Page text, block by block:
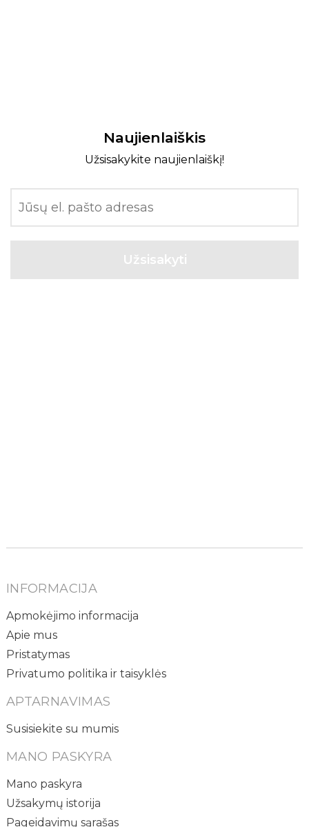
Naujienlaiškis
Užsisakykite naujienlaiškį!
INFORMACIJA
Apmokėjimo informacija
Apie mus
Pristatymas
Privatumo politika ir taisyklės
APTARNAVIMAS
Susisiekite su mumis
MANO PASKYRA
Mano paskyra
Užsakymų istorija
Pageidavimų sąrašas